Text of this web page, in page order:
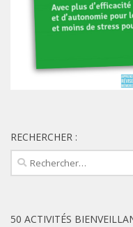
RECHERCHER :
Rechercher :
50 ACTIVITÉS